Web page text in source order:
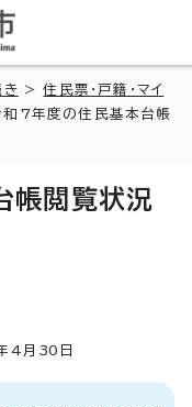
き >住民票・戸籍・マイ
7年度の住民基本台帳
帳閲覧状況
4月 30 日